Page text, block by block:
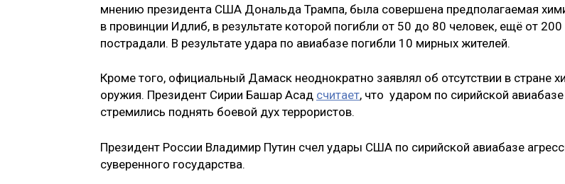
мнению президента США Дональда Трампа, была совершена предполагаемая
в провинции Идлиб, в результате которой погибли от 50 до 80 человек, ещё от
пострадали. В результате удара по авиабазе погибли 10 мирных жителей.
Кроме того, официальный Дамаск неоднократно заявлял об отсутствии в стране
оружия. Президент Сирии Башар Асад считает, что ударом по сирийской
стремились поднять боевой дух террористов.
Президент России Владимир Путин счел удары США по сирийской авиабазе
суверенного государства.